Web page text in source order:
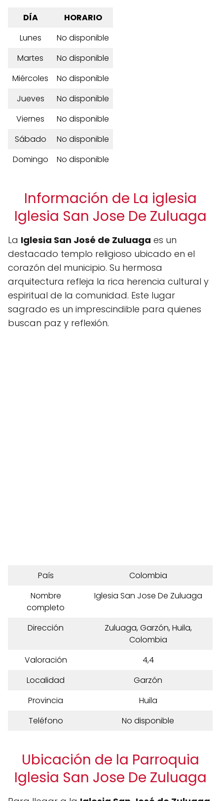
DÍA
HORARIO
Lunes
No disponible
Martes
No disponible
Miércoles
No disponible
Jueves
No disponible
Viernes
No disponible
Sábado
No disponible
Domingo
No disponible
Información de La iglesia
Iglesia San Jose De Zuluaga
La Iglesia San José de Zuluaga es un
destacado templo religioso ubicado en el
corazón del municipio. Su hermosa
arquitectura refleja la rica herencia cultural y
espiritual de la comunidad. Este lugar
sagrado es un imprescindible para quienes
buscan paz y reflexión.
País
Colombia
Nombre
completo
Iglesia San Jose De Zuluaga
Dirección
Zuluaga, Garzón, Huila,
Colombia
Valoración
4,4
Localidad
Garzón
Provincia
Huila
Teléfono
No disponible
Ubicación de la Parroquia
Iglesia San Jose De Zuluaga